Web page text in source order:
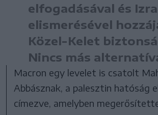
elfogadásával és
elismerésével
Közel-Kelet
Nincs más
Macron egy levelet is csatolt
Abbásznak, a palesztin hatóság
címezve, amelyben